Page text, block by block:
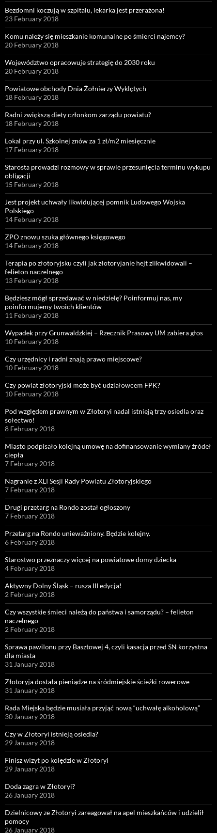
Bezdomni koczują w szpitalu, lekarka jest przerażona!
23 February 2018
Komu należy się mieszkanie komunalne po śmierci najemcy?
20 February 2018
Województwo opracowuje strategię do 2030 roku
20 February 2018
Powiatowe obchody Dnia Żołnierzy Wyklętych
18 February 2018
Radni zwiększą diety członkom zarządu powiatu?
18 February 2018
Lokal przy ul. Szkolnej znów za 1 zł/m2 miesięcznie
17 February 2018
Starosta prowadzi rozmowy w sprawie przesunięcia terminu wykupu
obligacji
15 February 2018
Jest projekt uchwały likwidującej pomnik Ludowego Wojska
Polskiego
14 February 2018
ZPO znowu szuka głównego księgowego
14 February 2018
Terapia po złotoryjsku czyli jak złotoryjanie hejt zlikwidowali –
felieton naczelnego
13 February 2018
Będziesz mógł sprzedawać w niedzielę? Poinformuj nas, my
poinformujemy twoich klientów
11 February 2018
Wypadek przy Grunwaldzkiej – Rzecznik Prasowy UM zabiera głos
10 February 2018
Czy urzędnicy i radni znają prawo miejscowe?
10 February 2018
Czy powiat złotoryjski może być udziałowcem FPK?
10 February 2018
Pod względem prawnym w Złotoryi nadal istnieją trzy osiedla oraz
sołectwo!
8 February 2018
Miasto podpisało kolejną umowę na dofinansowanie wymiany źródeł
ciepła
7 February 2018
Nagranie z XLI Sesji Rady Powiatu Złotoryjskiego
7 February 2018
Drugi przetarg na Rondo został ogłoszony
7 February 2018
Przetarg na Rondo unieważniony. Będzie kolejny.
6 February 2018
Starostwo przeznaczy więcej na powiatowe domy dziecka
4 February 2018
Aktywny Dolny Śląsk – rusza III edycja!
2 February 2018
Czy wszystkie śmieci należą do państwa i samorządu? – felieton
naczelnego
2 February 2018
Sprawa pawilonu przy Basztowej 4, czyli kasacja przed SN korzystna
dla miasta
31 January 2018
Złotoryja dostała pieniądze na śródmiejskie ścieżki rowerowe
31 January 2018
Rada Miejska będzie musiała przyjąć nową “uchwałę alkoholową”
30 January 2018
Czy w Złotoryi istnieją osiedla?
29 January 2018
Finisz wizyt po kolędzie w Złotoryi
29 January 2018
Doda zagra w Złotoryi?
26 January 2018
Dzielnicowy ze Złotoryi zareagował na apel mieszkańców i udzielił
pomocy
26 January 2018